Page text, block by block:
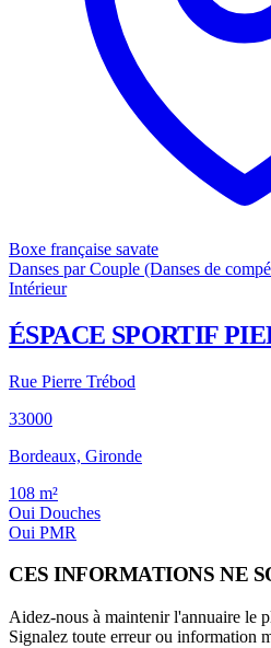
Boxe française savate
Danses par Couple (Danses de
Intérieur
ÉSPACE SPORTIF
Rue Pierre Trébod
33000
Bordeaux, Gironde
108 m²
Oui Douches
Oui PMR
CES INFORMATIONS NE
Aidez-nous à maintenir l'annuaire le
Signalez toute erreur ou information